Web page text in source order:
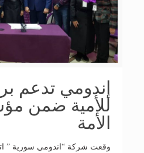
إندومي تدعم
للأمية ضمن
الأمة
وقعت شركة “اندومي سورية ”